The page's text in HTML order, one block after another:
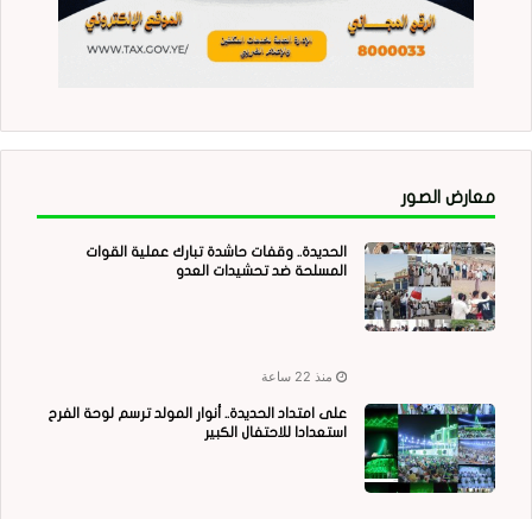
معارض الصور
الحديدة.. وقفات حاشدة تبارك عملية القوات
المسلحة ضد تحشيدات العدو
منذ 22 ساعة
على امتداد الحديدة.. أنوار المولد ترسم لوحة الفرح
استعدادا للاحتفال الكبير